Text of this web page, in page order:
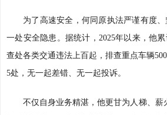
为了高速安全，何同原执法严谨有度
一处安全隐患。据统计，2025年以来，他累
查处各类交通违法上百起，排查重点车辆
5处，无一起差错、无一起投诉。
不仅自身业务精湛，他更甘为人梯、薪